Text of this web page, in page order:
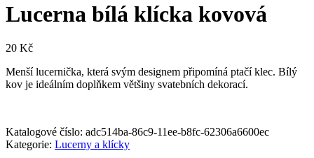
Lucerna bílá klícka kovová
20 Kč
Menší lucernička, která svým designem připomíná ptačí klec. Bílý
kov je ideálním doplňkem většiny svatebních dekorací.
Katalogové číslo: adc514ba-86c9-11ee-b8fc-62306a6600ec
Kategorie: Lucerny a klícky